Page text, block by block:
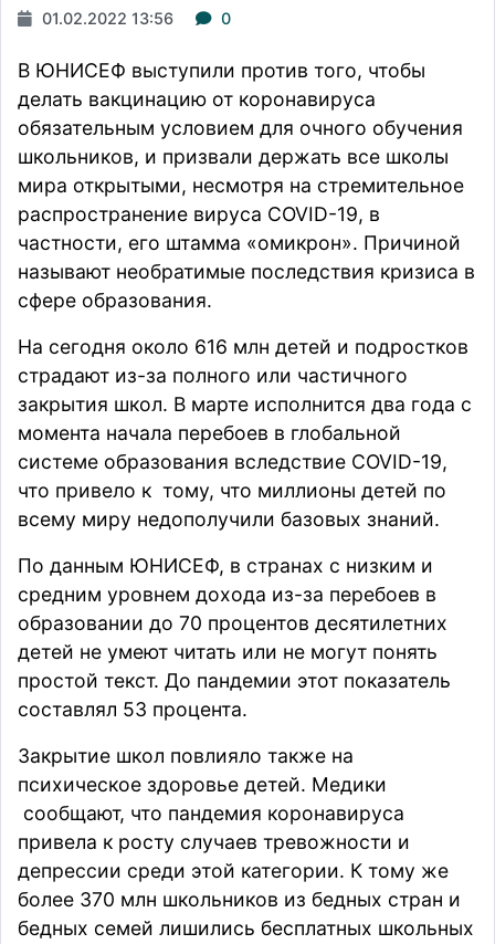
01.02.2022 13:56 0
В ЮНИСЕФ выступили против того, чтобы
делать вакцинацию от коронавируса
обязательным условием для очного обучения
школьников, и призвали держать все школы
мира открытыми, несмотря на стремительное
распространение вируса COVID-19, в
частности, его штамма «омикрон». Причиной
называют необратимые последствия кризиса в
сфере образования.
На сегодня около 616 млн детей и подростков
страдают из-за полного или частичного
закрытия школ. В марте исполнится два года с
момента начала перебоев в глобальной
системе образования вследствие COVID-19,
что привело к тому, что миллионы детей по
всему миру недополучили базовых знаний.
По данным ЮНИСЕФ, в странах с низким и
средним уровнем дохода из-за перебоев в
образовании до 70 процентов десятилетних
детей не умеют читать или не могут понять
простой текст. До пандемии этот показатель
составлял 53 процента.
Закрытие школ повлияло также на
психическое здоровье детей. Медики
сообщают, что пандемия коронавируса
привела к росту случаев тревожности и
депрессии среди этой категории. К тому же
более 370 млн школьников из бедных стран и
бедных семей лишились бесплатных школьных